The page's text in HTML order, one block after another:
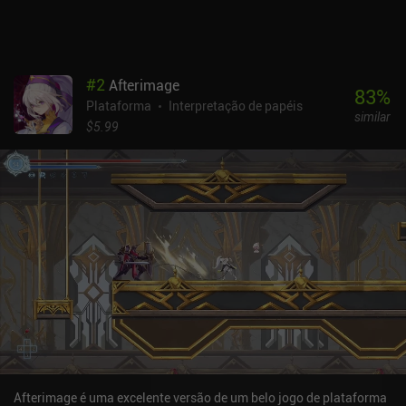
você gosta de metroidvanias cheios de ação, com certeza terá a
mesma opinião sobre o HAAK.
#2 Afterimage
Plataforma
Interpretação de papéis
$5.99
83%
similar
Afterimage é uma excelente versão de um belo jogo de plataforma